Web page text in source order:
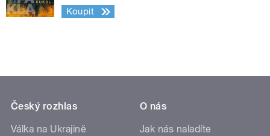
Koupit
Český rozhlas
Válka na Ukrajině
O nás
Jak nás naladíte